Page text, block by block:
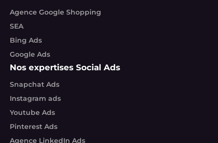
Agence Google Shopping
SEA
Bing Ads
Google Ads
Nos expertises Social Ads
Snapchat Ads
Instagram ads
Youtube Ads
Pinterest Ads
Agence LinkedIn Ads